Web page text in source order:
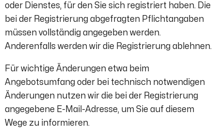
oder Dienstes, für den Sie sich registriert haben. Die
bei der Registrierung abgefragten Pflichtangaben
müssen vollständig angegeben werden.
Anderenfalls werden wir die Registrierung ablehnen.
Für wichtige Änderungen etwa beim
Angebotsumfang oder bei technisch notwendigen
Änderungen nutzen wir die bei der Registrierung
angegebene E-Mail-Adresse, um Sie auf diesem
Wege zu informieren.